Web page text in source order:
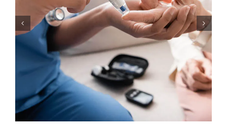
Vérvétel hajhullás esetén